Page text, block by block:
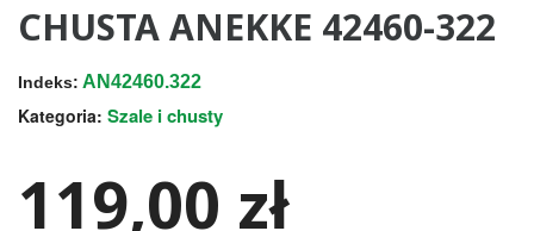
CHUSTA ANEKKE 42460-322
Indeks: AN42460.322
Kategoria: Szale i chusty
119,00 zł